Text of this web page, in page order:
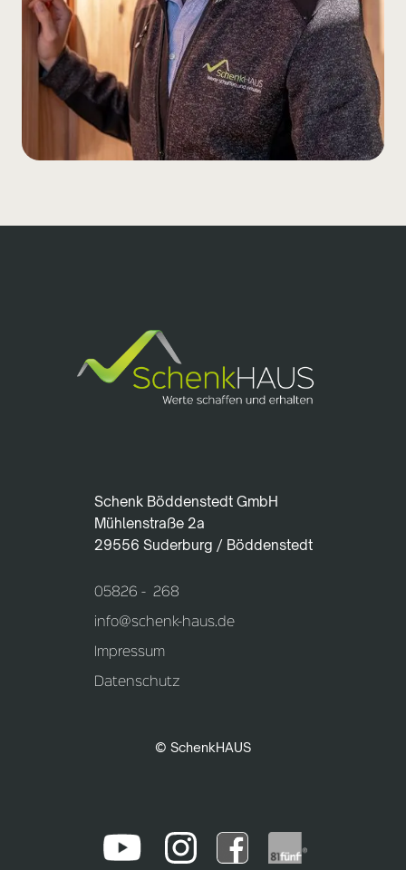
Schenk Böddenstedt GmbH
Mühlenstraße 2a
29556 Suderburg / Böddenstedt
05826 - 268
info@schenk-haus.de
Impressum
Datenschutz
© SchenkHAUS